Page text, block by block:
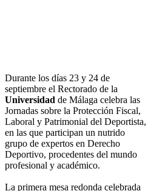
Durante los días 23 y 24 de
septiembre el Rectorado de la
Universidad de Málaga celebra las
Jornadas sobre la Protección Fiscal,
Laboral y Patrimonial del Deportista,
en las que participan un nutrido
grupo de expertos en Derecho
Deportivo, procedentes del mundo
profesional y académico.
La primera mesa redonda celebrada